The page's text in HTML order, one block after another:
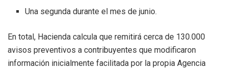
Una segunda durante el mes de junio.
En total, Hacienda calcula que remitirá cerca de 130.000
avisos preventivos a contribuyentes que modificaron
información inicialmente facilitada por la propia Agencia